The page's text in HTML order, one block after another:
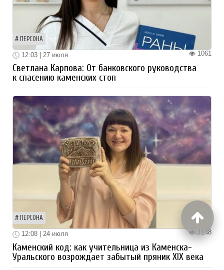
ПЕРСОНА
1061
12:03 | 27 июля
Светлана Карпова: От банковского руководства
к спасению каменских стоп
ПЕРСОНА
1148
12:08 | 24 июля
Каменский код: как учительница из Каменска-
Уральского возрождает забытый пряник XIX века